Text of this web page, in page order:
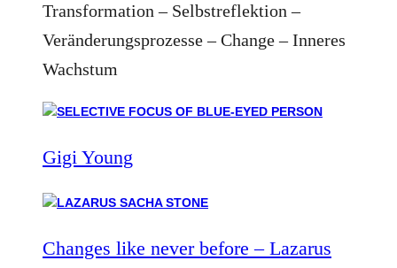
Transformation – Selbstreflektion –
Veränderungsprozesse – Change – Inneres
Wachstum
Gigi Young
Changes like never before – Lazarus